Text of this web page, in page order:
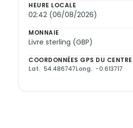
HEURE LOCALE
02:42 (06/08/2026)
MONNAIE
Livre sterling (GBP)
COORDONNÉES GPS DU CENTRE
Lat. 54.486747Long. -0.613717